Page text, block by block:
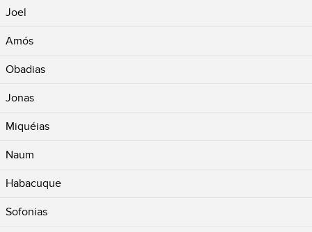
Joel
Amós
Obadias
Jonas
Miquéias
Naum
Habacuque
Sofonias